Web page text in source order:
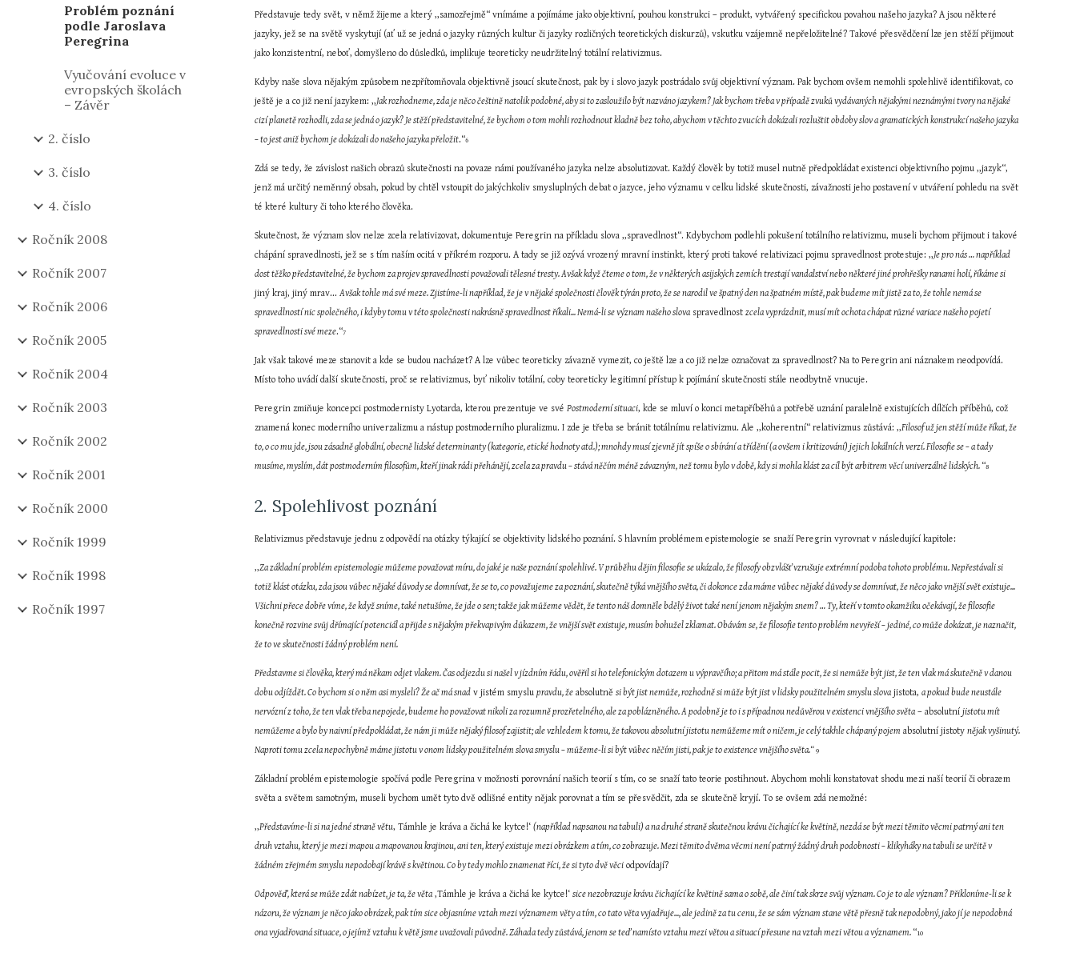
Problém poznání
podle Jaroslava
Peregrina
Vyučování evoluce v
evropských školách
– Závěr
2. číslo
3. číslo
4. číslo
Ročník 2008
Ročník 2007
Ročník 2006
Ročník 2005
Ročník 2004
Ročník 2003
Ročník 2002
Ročník 2001
Ročník 2000
Ročník 1999
Ročník 1998
Ročník 1997
Představuje tedy svět, v němž žijeme a který ,,samozřejmě“ vnímáme a pojímáme jako objektivní, pouhou konstrukci – produkt, vytvářený specifickou povahou našeho jazyka? A jsou některé
jazyky, jež se na světě vyskytují (ať už se jedná o jazyky různých kultur či jazyky rozličných teoretických diskurzů), vskutku vzájemně nepřeložitelné? Takové přesvědčení lze jen stěží přijmout
jako konzistentní, neboť, domyšleno do důsledků, implikuje teoreticky neudržitelný totální relativizmus.
Kdyby naše slova nějakým způsobem nezpřítomňovala objektivně jsoucí skutečnost, pak by i slovo jazyk postrádalo svůj objektivní význam. Pak bychom ovšem nemohli spolehlivě identifikovat, co
ještě je a co již není jazykem: ,,Jak rozhodneme, zda je něco češtině natolik podobné, aby si to zasloužilo být nazváno jazykem? Jak bychom třeba v případě zvuků vydávaných nějakými neznámými tvory na nějaké
cizí planetě rozhodli, zda se jedná o jazyk? Je stěží představitelné, že bychom o tom mohli rozhodnout kladně bez toho, abychom v těchto zvucích dokázali rozluštit obdoby slov a gramatických konstrukcí našeho jazyka
– to jest aniž bychom je dokázali do našeho jazyka přeložit.“6
Zdá se tedy, že závislost našich obrazů skutečnosti na povaze námi používaného jazyka nelze absolutizovat. Každý člověk by totiž musel nutně předpokládat existenci objektivního pojmu ,,jazyk“,
jenž má určitý neměnný obsah, pokud by chtěl vstoupit do jakýchkoliv smysluplných debat o jazyce, jeho významu v celku lidské skutečnosti, závažnosti jeho postavení v utváření pohledu na svět
té které kultury či toho kterého člověka.
Skutečnost, že význam slov nelze zcela relativizovat, dokumentuje Peregrin na příkladu slova ,,spravedlnost“. Kdybychom podlehli pokušení totálního relativizmu, museli bychom přijmout i takové
chápání spravedlnosti, jež se s tím naším ocitá v příkrém rozporu. A tady se již ozývá vrozený mravní instinkt, který proti takové relativizaci pojmu spravedlnost protestuje: ,,Je pro nás … například
dost těžko představitelné, že bychom za projev spravedlnosti považovali tělesné tresty. Avšak když čteme o tom, že v některých asijských zemích trestají vandalství nebo některé jiné prohřešky ranami holí, říkáme si
jiný kraj, jiný mrav... Avšak tohle má své meze. Zjistíme-li například, že je v nějaké společnosti člověk týrán proto, že se narodil ve špatný den na špatném místě, pak budeme mít jistě za to, že tohle nemá se
spravedlností nic společného, i kdyby tomu v této společnosti nakrásně spravedlnost říkali... Nemá-li se význam našeho slova spravedlnost zcela vyprázdnit, musí mít ochota chápat různé variace našeho pojetí
spravedlnosti své meze.“7
Jak však takové meze stanovit a kde se budou nacházet? A lze vůbec teoreticky závazně vymezit, co ještě lze a co již nelze označovat za spravedlnost? Na to Peregrin ani náznakem neodpovídá.
Místo toho uvádí další skutečnosti, proč se relativizmus, byť nikoliv totální, coby teoreticky legitimní přístup k pojímání skutečnosti stále neodbytně vnucuje.
Peregrin zmiňuje koncepci postmodernisty Lyotarda, kterou prezentuje ve své Postmoderní situaci, kde se mluví o konci metapříběhů a potřebě uznání paralelně existujících dílčích příběhů, což
znamená konec moderního univerzalizmu a nástup postmoderního pluralizmu. I zde je třeba se bránit totálnímu relativizmu. Ale ,,koherentní“ relativizmus zůstává: ,,Filosof už jen stěží může říkat, že
to, o co mu jde, jsou zásadně globální, obecně lidské determinanty (kategorie, etické hodnoty atd.); mnohdy musí zjevně jít spíše o sbírání a třídění (a ovšem i kritizování) jejich lokálních verzí. Filosofie se – a tady
musíme, myslím, dát postmoderním filosofům, kteří jinak rádi přehánějí, zcela za pravdu – stává něčím méně závazným, než tomu bylo v době, kdy si mohla klást za cíl být arbitrem věcí univerzálně lidských. “8
2. Spolehlivost poznání
Relativizmus představuje jednu z odpovědí na otázky týkající se objektivity lidského poznání. S hlavním problémem epistemologie se snaží Peregrin vyrovnat v následující kapitole:
,,Za základní problém epistemologie můžeme považovat míru, do jaké je naše poznání spolehlivé. V průběhu dějin filosofie se ukázalo, že filosofy obzvlášť vzrušuje extrémní podoba tohoto problému. Nepřestávali si
totiž klást otázku, zda jsou vůbec nějaké důvody se domnívat, že se to, co považujeme za poznání, skutečně týká vnějšího světa, či dokonce zda máme vůbec nějaké důvody se domnívat, že něco jako vnější svět existuje...
Všichni přece dobře víme, že když sníme, také netušíme, že jde o sen; takže jak můžeme vědět, že tento náš domněle bdělý život také není jenom nějakým snem? … Ty, kteří v tomto okamžiku očekávají, že filosofie
konečně rozvine svůj dřímající potenciál a přijde s nějakým překvapivým důkazem, že vnější svět existuje, musím bohužel zklamat. Obávám se, že filosofie tento problém nevyřeší – jediné, co může dokázat, je naznačit,
že to ve skutečnosti žádný problém není.
Představme si člověka, který má někam odjet vlakem. Čas odjezdu si našel v jízdním řádu, ověřil si ho telefonickým dotazem u výpravčího; a přitom má stále pocit, že si nemůže být jist, že ten vlak má skutečně v danou
dobu odjíždět. Co bychom si o něm asi mysleli? Že ač má snad v jistém smyslu pravdu, že absolutně si být jist nemůže, rozhodně si může být jist v lidsky použitelném smyslu slova jistota, a pokud bude neustále
nervózní z toho, že ten vlak třeba nepojede, budeme ho považovat nikoli za rozumně prozřetelného, ale za poblázněného. A podobně je to i s případnou nedůvěrou v existenci vnějšího světa – absolutní jistotu mít
nemůžeme a bylo by naivní předpokládat, že nám ji může nějaký filosof zajistit; ale vzhledem k tomu, že takovou absolutní jistotu nemůžeme mít o ničem, je celý takhle chápaný pojem absolutní jistoty nějak vyšinutý.
Naproti tomu zcela nepochybně máme jistotu v onom lidsky použitelném slova smyslu – můžeme-li si být vůbec něčím jisti, pak je to existence vnějšího světa.“ 9
Základní problém epistemologie spočívá podle Peregrina v možnosti porovnání našich teorií s tím, co se snaží tato teorie postihnout. Abychom mohli konstatovat shodu mezi naší teorií či obrazem
světa a světem samotným, museli bychom umět tyto dvě odlišné entity nějak porovnat a tím se přesvědčit, zda se skutečně kryjí. To se ovšem zdá nemožné:
,,Představíme-li si na jedné straně větu‚ Támhle je kráva a čichá ke kytce!‘ (například napsanou na tabuli) a na druhé straně skutečnou krávu čichající ke květině, nezdá se být mezi těmito věcmi patrný ani ten
druh vztahu, který je mezi mapou a mapovanou krajinou, ani ten, který existuje mezi obrázkem a tím, co zobrazuje. Mezi těmito dvěma věcmi není patrný žádný druh podobnosti – klikyháky na tabuli se určitě v
žádném zřejmém smyslu nepodobají krávě s květinou. Co by tedy mohlo znamenat říci, že si tyto dvě věci odpovídají?
Odpověď, která se může zdát nabízet, je ta, že věta ,Támhle je kráva a čichá ke kytce!‘ sice nezobrazuje krávu čichající ke květině sama o sobě, ale činí tak skrze svůj význam. Co je to ale význam? Přikloníme-li se k
názoru, že význam je něco jako obrázek, pak tím sice objasníme vztah mezi významem věty a tím, co tato věta vyjadřuje..., ale jedině za tu cenu, že se sám význam stane větě přesně tak nepodobný, jako jí je nepodobná
ona vyjadřovaná situace, o jejímž vztahu k větě jsme uvažovali původně. Záhada tedy zůstává, jenom se teď namísto vztahu mezi větou a situací přesune na vztah mezi větou a významem. “10